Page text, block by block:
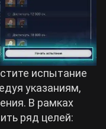
испытание
указаниям,
В рамках
ряд целей: